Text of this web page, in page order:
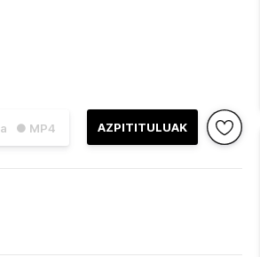
● MP4 AZPITITULUAK